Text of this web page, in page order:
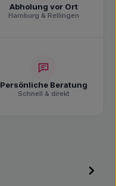
Abholung vor Ort
Hamburg & Rellingen
Persönliche Beratung
Schnell & direkt